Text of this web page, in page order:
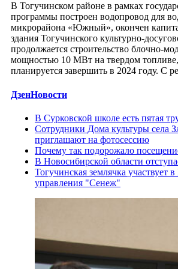
В Тогучинском районе в рамках
программы построен водопровод для
микрорайона «Южный», окончен
здания Тогучинского культурно-
продолжается строительство блочно-
мощностью 10 МВт на твердом
планируется завершить в 2024 году. С
ДзенНовости
В Сурковской школе есть пятая
Сотрудники Дома культуры села
приглашают на фотосессию
Почему так подорожало
В Новосибирской области
Тогучинская землячка участвует
управления "Сенеж"